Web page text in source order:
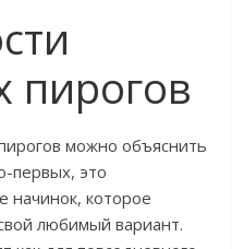
пирогов
можно объяснить
первых, это
начинок, которое
любимый вариант.